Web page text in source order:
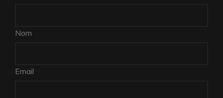
this
Nom
Email